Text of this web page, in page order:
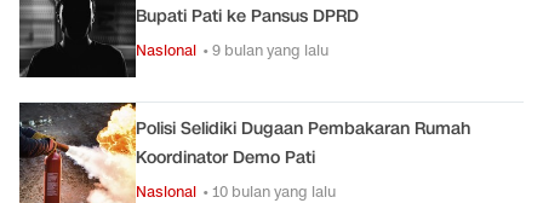
Bupati Pati ke Pansus DPRD
Nasional • 9 bulan yang lalu
Polisi Selidiki Dugaan Pembakaran Rumah
Koordinator Demo Pati
Nasional • 10 bulan yang lalu